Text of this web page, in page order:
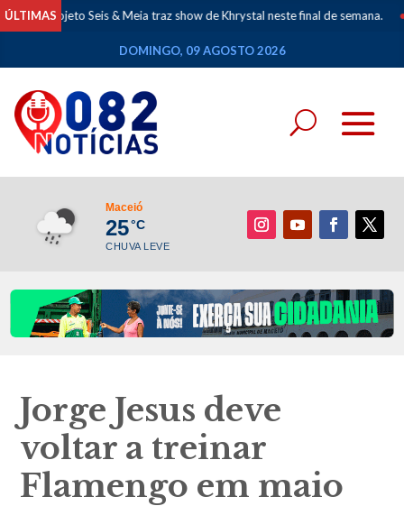
ÚLTIMAS
Seis & Meia traz show de Khrystal neste final de semana. •
DOMINGO, 09 AGOSTO 2026
Maceió
25°C
CHUVA LEVE
Jorge Jesus deve
voltar a treinar
Flamengo em maio